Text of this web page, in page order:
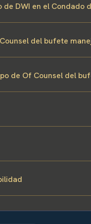
DWI en el Condado
del bufete
de Of Counsel del